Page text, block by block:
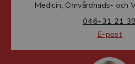
Medicin, Omvårdnads- och
046-31 21 39
E-post